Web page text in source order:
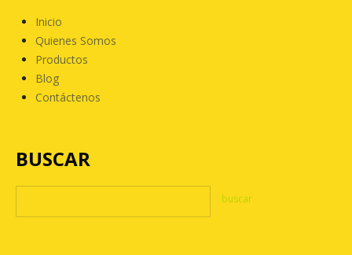
Inicio
Quienes Somos
Productos
Blog
Contáctenos
BUSCAR